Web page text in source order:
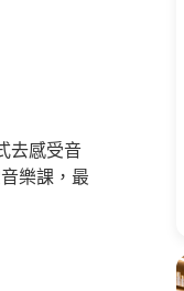
去感受音
樂課，最